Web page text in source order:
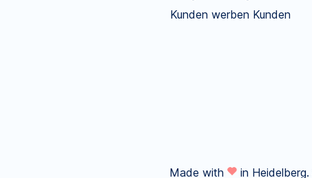
Kunden werben Kunden
Made with in Heidelberg.